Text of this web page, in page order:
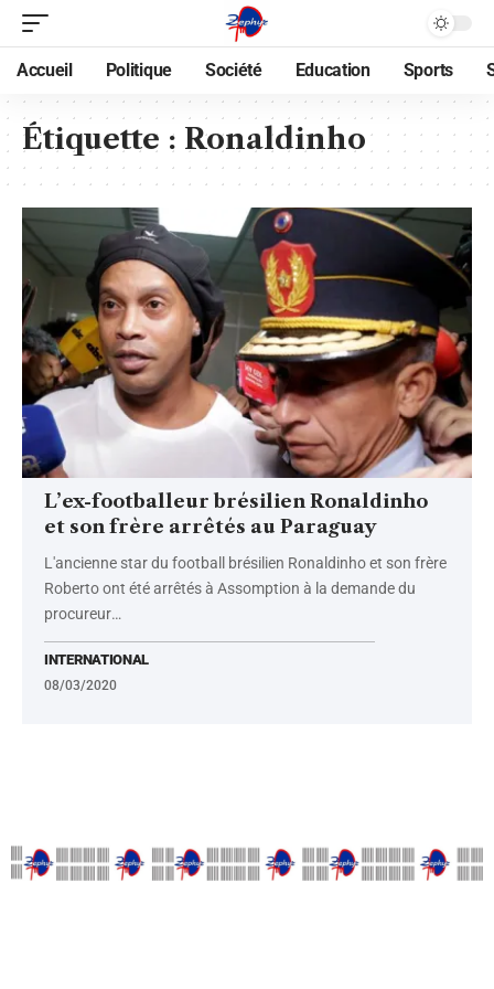
Accueil Politique Société Education Sports
Étiquette : Ronaldinho
L’ex-footballeur brésilien Ronaldinho
et son frère arrêtés au Paraguay
L'ancienne star du football brésilien Ronaldinho et son frère
Roberto ont été arrêtés à Assomption à la demande du
procureur…
INTERNATIONAL
08/03/2020